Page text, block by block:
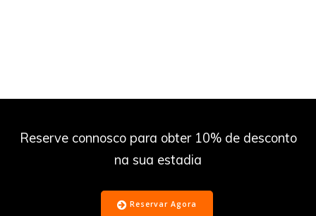
Reserve connosco para obter 10% de desconto
na sua estadia
Reservar Agora